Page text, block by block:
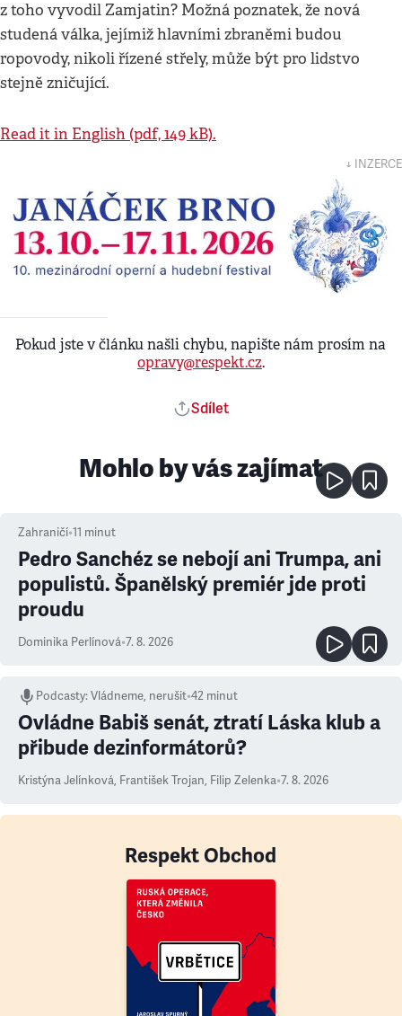
z toho vyvodil Zamjatin? Možná poznatek, že nová
studená válka, jejímiž hlavními zbraněmi budou
ropovody, nikoli řízené střely, může být pro lidstvo
stejně zničující.
Read it in English (pdf, 149 kB).
↓ INZERCE
Pokud jste v článku našli chybu, napište nám prosím na
opravy@respekt.cz.
Sdílet
Mohlo by vás zajímat
Zahraničí•11 minut
Pedro Sanchéz se nebojí ani Trumpa, ani
populistů. Španělský premiér jde proti
proudu
Dominika Perlínová•7. 8. 2026
Podcasty:Vládneme, nerušit•42 minut
Ovládne Babiš senát, ztratí Láska klub a
přibude dezinformátorů?
Kristýna Jelínková, František Trojan, Filip Zelenka•7. 8. 2026
Respekt Obchod